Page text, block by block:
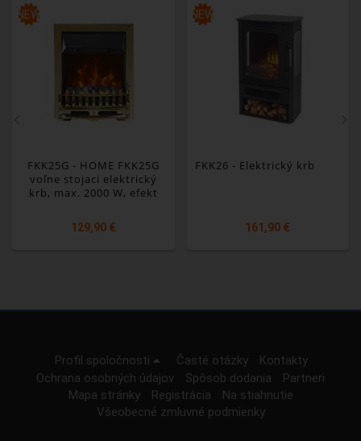
NEW
FKK25G - HOME FKK25G
voľne stojaci elektrický
krb, max. 2000 W, efekt
mechanické ovládanie,
zlatá dekorácia
129,90 €
NEW
FKK26 - Elektrický krb
161,90 €
Profil spoločnosti Časté otázky
Kontakty
Ochrana osobných údajov
Spôsob dodania
Partneri
Mapa stránky
Registrácia
Na stiahnutie
Všeobecné zmluvné podmienky